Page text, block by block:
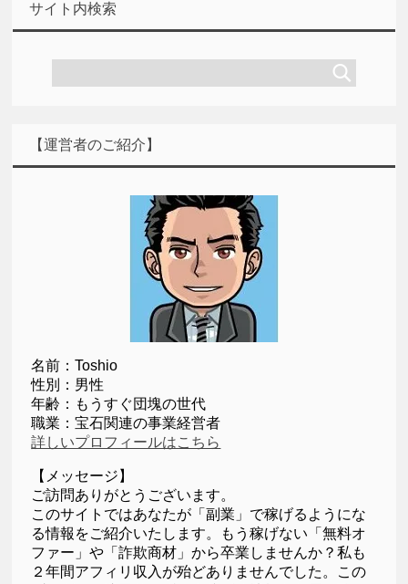
サイト内検索
【運営者のご紹介】
名前：Toshio
性別：男性
年齢：もうすぐ団塊の世代
職業：宝石関連の事業経営者
詳しいプロフィールはこちら
【メッセージ】
ご訪問ありがとうございます。
このサイトではあなたが「副業」で稼げるようにな
る情報をご紹介いたします。もう稼げない「無料オ
ファー」や「詐欺商材」から卒業しませんか？私も
２年間アフィリ収入が殆どありませんでした。この